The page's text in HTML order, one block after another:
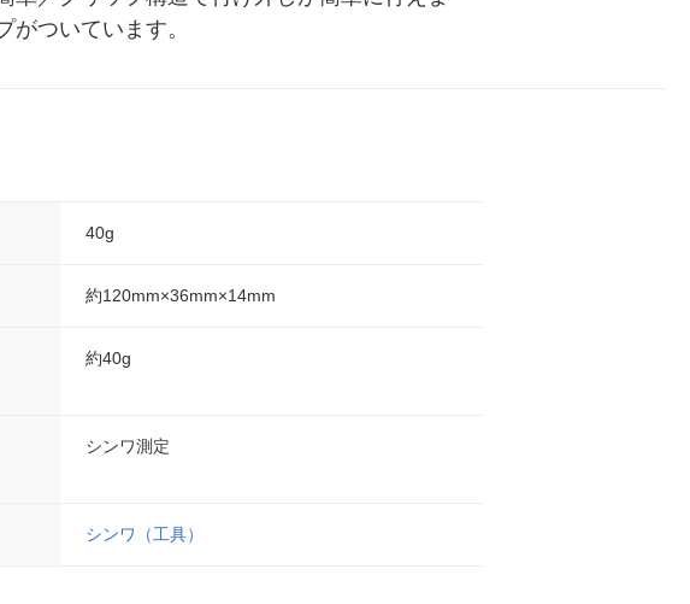
ついています。
40g
約120mm×36mm×14mm
約40g
シンワ測定
シンワ（工具）